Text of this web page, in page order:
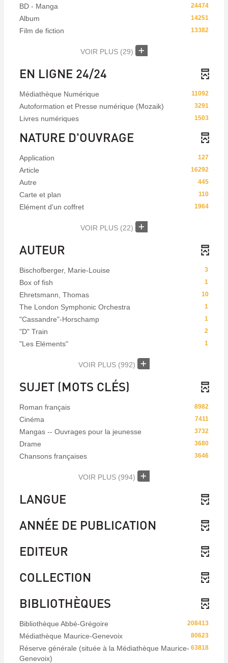
24474
BD - Manga
14251
Album
13382
Film de fiction
VOIR PLUS (29)
EN LIGNE 24/24
11092
Médiathèque Numérique
3291
Autoformation et Presse numérique (Mozaik)
1503
Livres numériques
NATURE D'OUVRAGE
127
Application
16292
Article
445
Autre
110
Carte et plan
1964
Elément d'un coffret
VOIR PLUS (22)
AUTEUR
3
Bischofberger, Marie-Louise
1
Box of fish
10
Ehretsmann, Thomas
1
The London Symphonic Orchestra
1
"Cassandre"-Horschamp
2
"D" Train
1
"Les Eléments"
VOIR PLUS (992)
SUJET (MOTS CLÉS)
8982
Roman français
7411
Cinéma
3732
Mangas -- Ouvrages pour la jeunesse
3680
Drame
3646
Chansons françaises
VOIR PLUS (994)
LANGUE
ANNÉE DE PUBLICATION
EDITEUR
COLLECTION
BIBLIOTHÈQUES
208413
Bibliothèque Abbé-Grégoire
80623
Médiathèque Maurice-Genevoix
63818
Réserve générale (située à la Médiathèque Maurice-
Genevoix)